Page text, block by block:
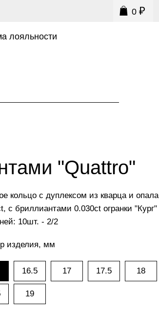
0 ₽
лояльности
"Quattro"
кольцо с дуплексом из кварца и опала
с бриллиантами 0.030ct огранки "Кург"
10шт. - 2/2
изделия, мм
16.5 17 17.5 18
19